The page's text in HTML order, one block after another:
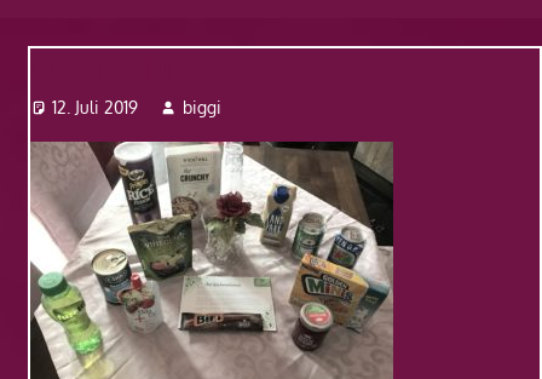
Website
12. Juli 2019 biggi